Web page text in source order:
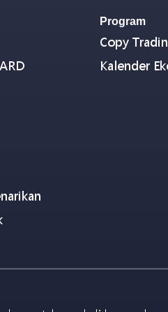
Program
Copy
Kalender